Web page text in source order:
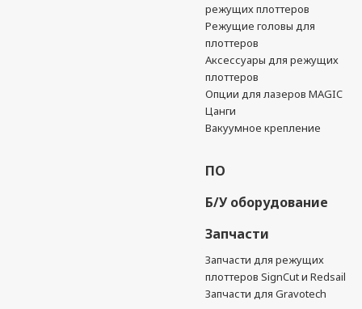
режущих плоттеров
Режущие головы для
плоттеров
Аксессуары для режущих
плоттеров
Опции для лазеров MAGIC
Цанги
Вакуумное крепление
ПО
Б/У оборудование
Запчасти
Запчасти для режущих
плоттеров SignCut и Redsail
Запчасти для Gravotech